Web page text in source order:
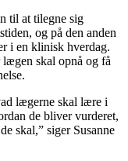
til at tilegne sig
og på den anden
i en klinisk hverdag.
skal opnå og få
lægerne skal lære i
de bliver vurderet,
skal,” siger Susanne